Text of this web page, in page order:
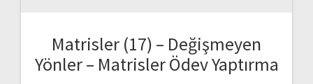
Matrisler (17) – Değişmeyen
Yönler – Matrisler Ödev Yaptırma